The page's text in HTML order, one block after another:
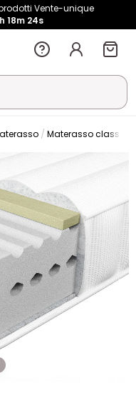
Vente-unique
18m 24s
Materasso classico